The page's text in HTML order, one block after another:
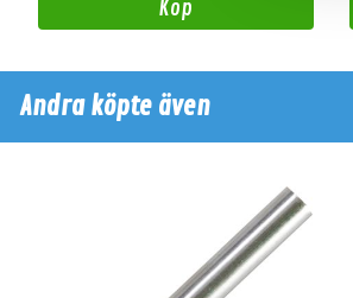
Köp
Andra köpte även